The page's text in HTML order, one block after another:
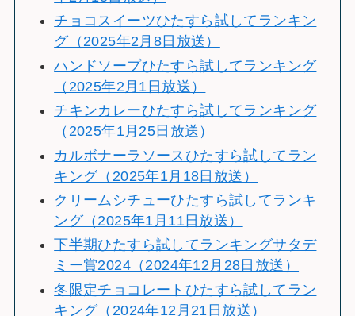
チョコスイーツひたすら試してランキン
グ（2025年2月8日放送）
ハンドソープひたすら試してランキング
（2025年2月1日放送）
チキンカレーひたすら試してランキング
（2025年1月25日放送）
カルボナーラソースひたすら試してラン
キング（2025年1月18日放送）
クリームシチューひたすら試してランキ
ング（2025年1月11日放送）
下半期ひたすら試してランキングサタデ
ミー賞2024（2024年12月28日放送）
冬限定チョコレートひたすら試してラン
キング（2024年12月21日放送）